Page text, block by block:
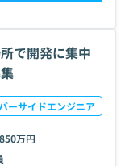
で開発に集中
ーサイドエンジニア
万円